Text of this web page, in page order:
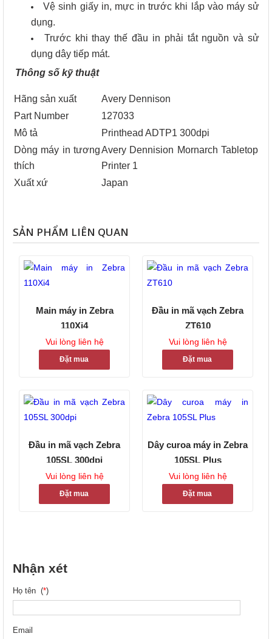
Vệ sinh giấy in, mực in trước khi lắp vào máy sử
dụng.
Trước khi thay thế đầu in phải tắt nguồn và sử
dụng dây tiếp mát.
Thông số kỹ thuật
Hãng sản xuất
Avery Dennison
Part Number
127033
Mô tả
Printhead ADTP1 300dpi
Dòng máy in tương
thích
Avery Dennision Mornarch Tabletop
Printer 1
Xuất xứ
Japan
SẢN PHẨM LIÊN QUAN
Main máy in Zebra
110Xi4
Vui lòng liên hệ
Đặt mua
Đầu in mã vạch Zebra
ZT610
Vui lòng liên hệ
Đặt mua
Đầu in mã vạch Zebra
105SL 300dpi
Vui lòng liên hệ
Đặt mua
Dây curoa máy in Zebra
105SL Plus
Vui lòng liên hệ
Đặt mua
Nhận xét
Họ tên (*)
Email